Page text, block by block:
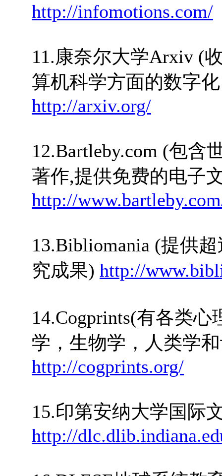
http://infomotions.com/
11.康奈尔大学Arxiv (
算机科学方面的数字
http://arxiv.org/
12.Bartleby.com (包含
著作,提供免费的电子
http://
13.Bibliomania (提供
究成果) http://
14.Cogprints(有各类
学，生物学，人类学
http://cogprints.org/
15.印第安纳大学国际
http://